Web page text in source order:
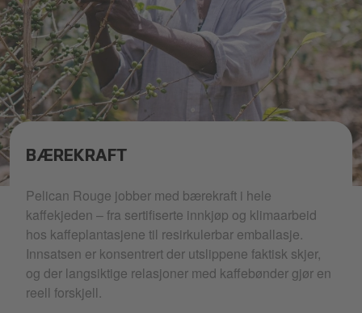
Kaffebonde plukker kaffebær på plantasje
BÆREKRAFT
Pelican Rouge jobber med bærekraft i hele
kaffekjeden – fra sertifiserte innkjøp og klimaarbeid
hos kaffeplantasjene til resirkulerbar emballasje.
Innsatsen er konsentrert der utslippene faktisk skjer,
og der langsiktige relasjoner med kaffebønder gjør en
reell forskjell.